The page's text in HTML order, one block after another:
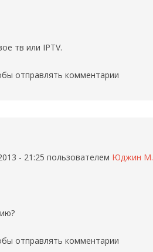
тв или IPTV.
отправлять комментарии
- 21:25 пользователем Юджин М.
отправлять комментарии